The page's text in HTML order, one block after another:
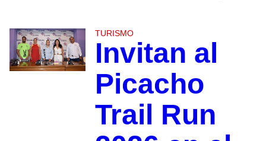
TURISMO
Invitan al
Picacho
Trail Run